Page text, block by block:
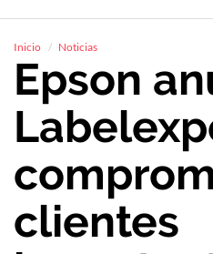
Inicio Noticias
Epson
clientes